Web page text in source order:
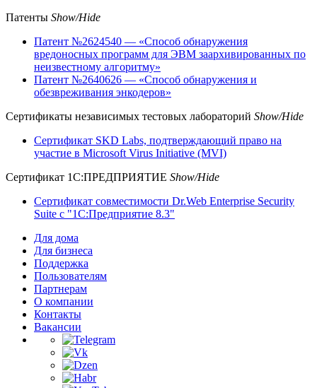
Патенты Show/Hide
Патент №2624540 — «Способ обнаружения
вредоносных программ для ЭВМ заархивированных по
неизвестному алгоритму»
Патент №2640626 — «Способ обнаружения и
обезвреживания энкодеров»
Сертификаты независимых тестовых лабораторий Show/Hide
Сертификат SKD Labs, подтверждающий право на
участие в Microsoft Virus Initiative (MVI)
Сертификат 1C:ПРЕДПРИЯТИЕ Show/Hide
Сертификат совместимости Dr.Web Enterprise Security
Suite с "1C:Предприятие 8.3"
Для дома
Для бизнеса
Поддержка
Пользователям
Партнерам
О компании
Контакты
Вакансии